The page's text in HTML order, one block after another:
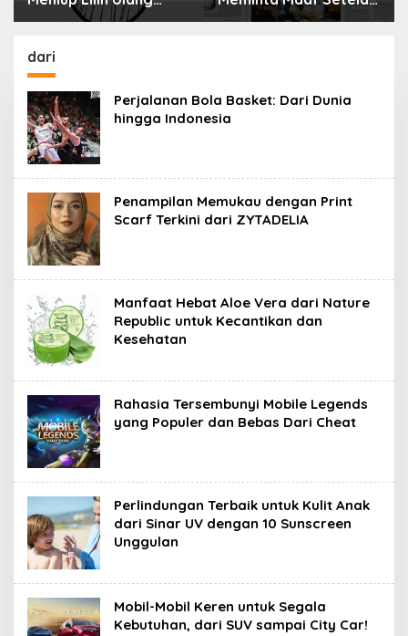
Menyimpan Rahasia
dari
Perjalanan Bola Basket: Dari Dunia
hingga Indonesia
Penampilan Memukau dengan Print
Scarf Terkini dari ZYTADELIA
Manfaat Hebat Aloe Vera dari Nature
Republic untuk Kecantikan dan
Kesehatan
Rahasia Tersembunyi Mobile Legends
yang Populer dan Bebas Dari Cheat
Perlindungan Terbaik untuk Kulit Anak
dari Sinar UV dengan 10 Sunscreen
Unggulan
Mobil-Mobil Keren untuk Segala
Kebutuhan, dari SUV sampai City Car!